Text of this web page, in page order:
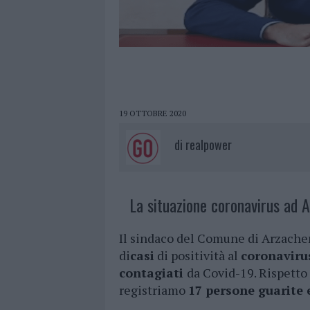
19 OTTOBRE 2020
di realpower
La situazione coronavirus ad
Il sindaco del Comune di
dicasi di positività al
contagiati da Covid-19.
registriamo 17 persone guarite